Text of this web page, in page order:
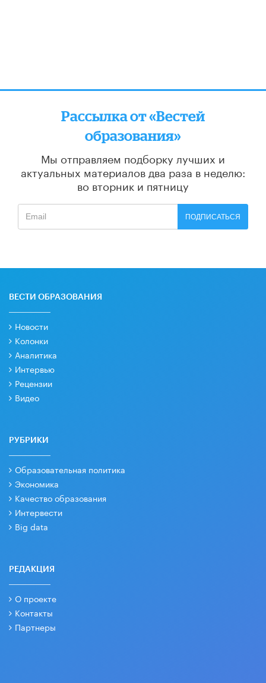
Рассылка от «Вестей
образования»
Мы отправляем подборку лучших и
актуальных материалов два раза в неделю:
во вторник и пятницу
ПОДПИСАТЬСЯ
ВЕСТИ ОБРАЗОВАНИЯ
Новости
Колонки
Аналитика
Интервью
Рецензии
Видео
РУБРИКИ
Образовательная политика
Экономика
Качество образования
Интервести
Big data
РЕДАКЦИЯ
О проекте
Контакты
Партнеры